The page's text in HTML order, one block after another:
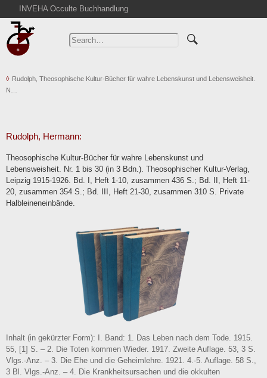
INVEHA Occulte Buchhandlung
Home
Advanced Search
Cart
Abbreviations
Contact
Terms
Withdrawal
Privacy Policy
Rudolph, Theosophische Kultur-Bücher für wahre Lebenskunst und Lebensweisheit.
N…
Rudolph, Hermann:
Theosophische Kultur-Bücher für wahre Lebenskunst und
Lebensweisheit. Nr. 1 bis 30 (in 3 Bdn.). Theosophischer Kultur-Verlag,
Leipzig 1915-1926. Bd. I, Heft 1-10, zusammen 436 S.; Bd. II, Heft 11-
20, zusammen 354 S.; Bd. III, Heft 21-30, zusammen 310 S. Private
Halbleineneinbände.
Inhalt (in gekürzter Form): I. Band: 1. Das Leben nach dem Tode. 1915.
55, [1] S. – 2. Die Toten kommen Wieder. 1917. Zweite Auflage. 53, 3 S.
Vlgs.-Anz. – 3. Die Ehe und die Geheimlehre. 1921. 4.-5. Auflage. 58 S.,
3 Bl. Vlgs.-Anz. – 4. Die Krankheitsursachen und die okkulten